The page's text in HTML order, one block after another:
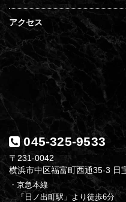
アクセス
045-325-9533
〒231-0042
横浜市中区福富町西通35-3 日
・京急本線
「日ノ出町駅」より徒歩6分